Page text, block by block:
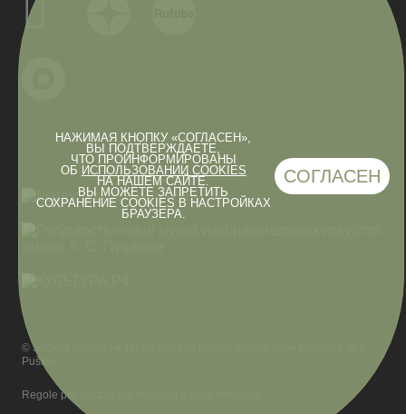
НАЖИМАЯ КНОПКУ «СОГЛАСЕН»,
ВЫ ПОДТВЕРЖДАЕТЕ,
ЧТО ПРОИНФОРМИРОВАНЫ
ОБ ИСПОЛЬЗОВАНИИ COOKIES
НА НАШЕМ САЙТЕ.
ВЫ МОЖЕТЕ ЗАПРЕТИТЬ
СОХРАНЕНИЕ COOKIES В НАСТРОЙКАХ
БРАУЗЕРА.
СОГЛАСЕН
© Società Statale Federale Unitaria Museo Statale delle Belle Arti “A.S.
Puškin”
Regole per utilizzo dei materiali e delle immagini